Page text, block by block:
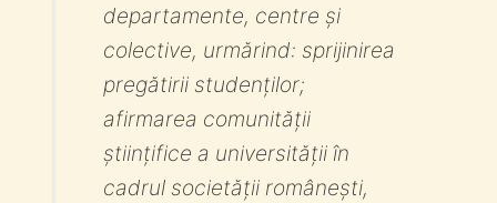
departamente, centre și
colective, urmărind: sprijinirea
pregătirii studenților;
afirmarea comunității
științifice a universității în
cadrul societății românești,